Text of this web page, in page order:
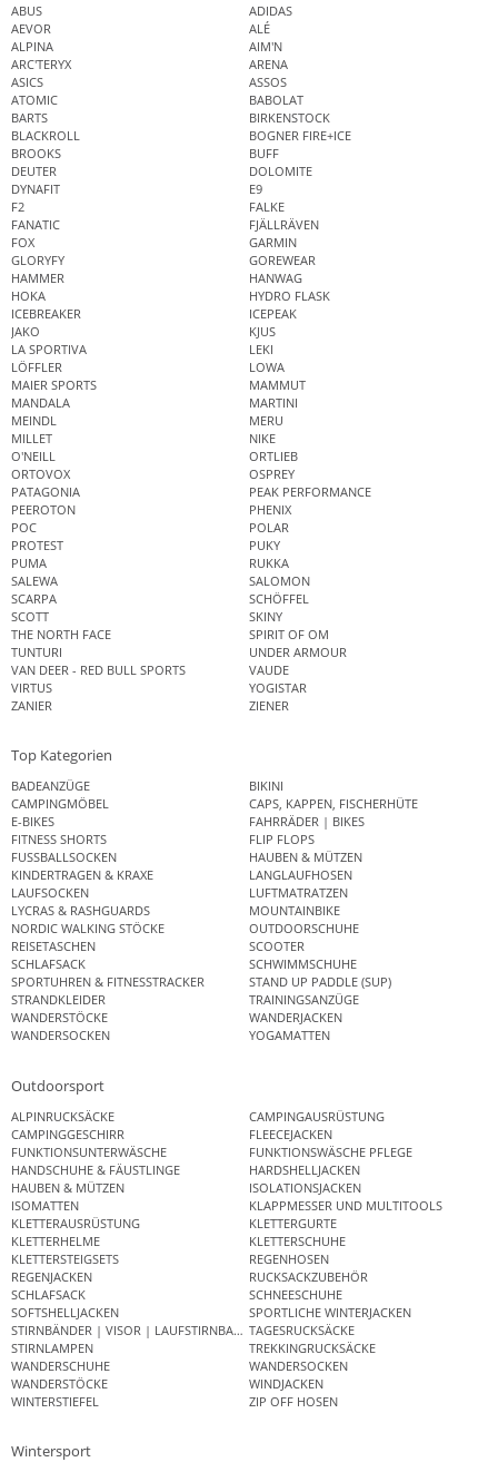
ABUS
ADIDAS
AEVOR
ALÉ
ALPINA
AIM'N
ARC'TERYX
ARENA
ASICS
ASSOS
ATOMIC
BABOLAT
BARTS
BIRKENSTOCK
BLACKROLL
BOGNER FIRE+ICE
BROOKS
BUFF
DEUTER
DOLOMITE
DYNAFIT
E9
F2
FALKE
FANATIC
FJÄLLRÄVEN
FOX
GARMIN
GLORYFY
GOREWEAR
HAMMER
HANWAG
HOKA
HYDRO FLASK
ICEBREAKER
ICEPEAK
JAKO
KJUS
LA SPORTIVA
LEKI
LÖFFLER
LOWA
MAIER SPORTS
MAMMUT
MANDALA
MARTINI
MEINDL
MERU
MILLET
NIKE
O'NEILL
ORTLIEB
ORTOVOX
OSPREY
PATAGONIA
PEAK PERFORMANCE
PEEROTON
PHENIX
POC
POLAR
PROTEST
PUKY
PUMA
RUKKA
SALEWA
SALOMON
SCARPA
SCHÖFFEL
SCOTT
SKINY
THE NORTH FACE
SPIRIT OF OM
TUNTURI
UNDER ARMOUR
VAN DEER - RED BULL SPORTS
VAUDE
VIRTUS
YOGISTAR
ZANIER
ZIENER
Top Kategorien
BADEANZÜGE
BIKINI
CAMPINGMÖBEL
CAPS, KAPPEN, FISCHERHÜTE
E-BIKES
FAHRRÄDER | BIKES
FITNESS SHORTS
FLIP FLOPS
FUSSBALLSOCKEN
HAUBEN & MÜTZEN
KINDERTRAGEN & KRAXE
LANGLAUFHOSEN
LAUFSOCKEN
LUFTMATRATZEN
LYCRAS & RASHGUARDS
MOUNTAINBIKE
NORDIC WALKING STÖCKE
OUTDOORSCHUHE
REISETASCHEN
SCOOTER
SCHLAFSACK
SCHWIMMSCHUHE
SPORTUHREN & FITNESSTRACKER
STAND UP PADDLE (SUP)
STRANDKLEIDER
TRAININGSANZÜGE
WANDERSTÖCKE
WANDERJACKEN
WANDERSOCKEN
YOGAMATTEN
Outdoorsport
ALPINRUCKSÄCKE
CAMPINGAUSRÜSTUNG
CAMPINGGESCHIRR
FLEECEJACKEN
FUNKTIONSUNTERWÄSCHE
FUNKTIONSWÄSCHE PFLEGE
HANDSCHUHE & FÄUSTLINGE
HARDSHELLJACKEN
HAUBEN & MÜTZEN
ISOLATIONSJACKEN
ISOMATTEN
KLAPPMESSER UND MULTITOOLS
KLETTERAUSRÜSTUNG
KLETTERGURTE
KLETTERHELME
KLETTERSCHUHE
KLETTERSTEIGSETS
REGENHOSEN
REGENJACKEN
RUCKSACKZUBEHÖR
SCHLAFSACK
SCHNEESCHUHE
SOFTSHELLJACKEN
SPORTLICHE WINTERJACKEN
STIRNBÄNDER | VISOR | LAUFSTIRNBANDTAGESRUCKSÄCKE
STIRNLAMPEN
TREKKINGRUCKSÄCKE
WANDERSCHUHE
WANDERSOCKEN
WANDERSTÖCKE
WINDJACKEN
WINTERSTIEFEL
ZIP OFF HOSEN
Wintersport